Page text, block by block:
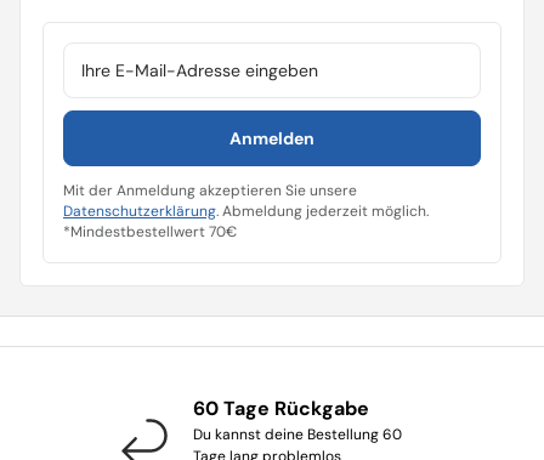
E-Mail-Adresse
Anmelden
Mit der Anmeldung akzeptieren Sie unsere
Datenschutzerklärung. Abmeldung jederzeit möglich.
*Mindestbestellwert 70€
60 Tage Rückgabe
Du kannst deine Bestellung 60